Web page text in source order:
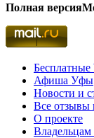
Полная версия
Афиша Уфы
Новости и
Все отзывы
О проекте
Владельцам